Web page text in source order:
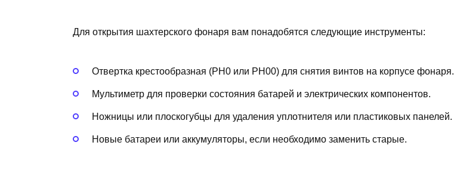
Для открытия шахтерского фонаря вам понадобятся следующие инструменты:
Отвертка крестообразная (PH0 или PH00) для снятия винтов на корпусе фонаря.
Мультиметр для проверки состояния батарей и электрических компонентов.
Ножницы или плоскогубцы для удаления уплотнителя или пластиковых панелей.
Новые батареи или аккумуляторы, если необходимо заменить старые.